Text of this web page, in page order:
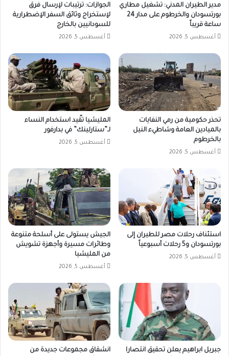
مدير الطيران المدني: تشغيل مطاري
بورتسودان والخرطوم على مدار 24
ساعة قريباً
أغسطس 5, 2026
الجوازات: ترتيبات لإرسال فرق
لإستخراج وثائق السفر الإضطرارية
للسودانيين بالخارج
أغسطس 5, 2026
تحذر حكومية من رمي النفايات
بالميادين العامة وشاطيء النيل
بالخرطوم
أغسطس 5, 2026
المليشيا تقّيد استخدام النساء
لـ”ستارلينك” في بدارفور
أغسطس 5, 2026
استئناف رحلات مصر للطيران إلى
بورتسودان و5 رحلات أسبوعياً
أغسطس 5, 2026
الجيش يستولى على أسلحة متنوعة
وطائرات مسيرة وأجهزة تشويش
من المليشيا
أغسطس 5, 2026
جبريل ابراهيم يعلن تحقيق انتصارا
انشقاق مجموعات جديدة من